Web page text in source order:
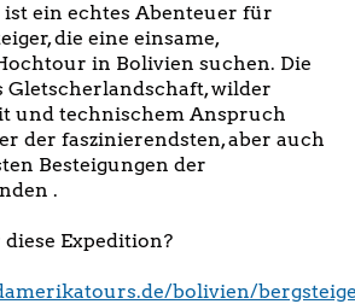
ist ein echtes Abenteuer für
die eine einsame,
in Bolivien suchen. Die
Gletscherlandschaft, wilder
und technischem Anspruch
der faszinierendsten, aber auch
Besteigungen der
.
Expedition?
bolivien/